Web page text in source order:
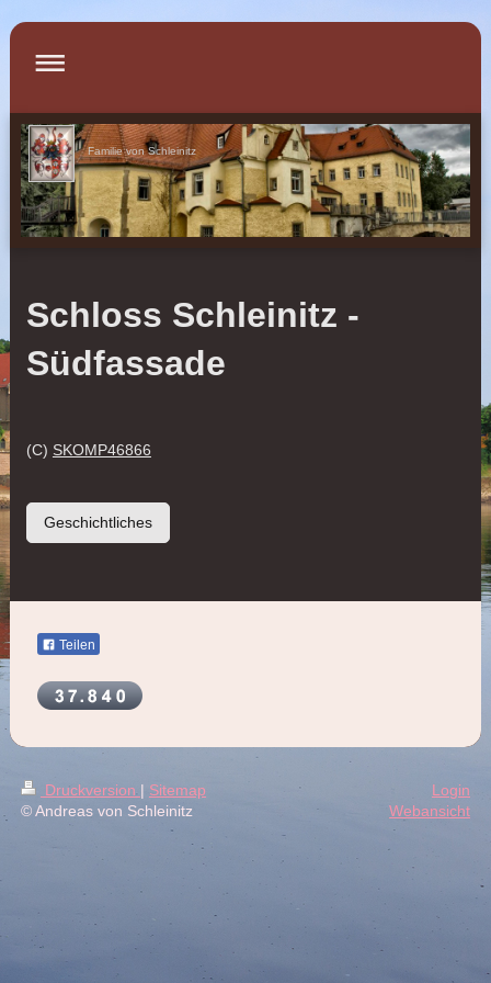
Familie von Schleinitz
Schloss Schleinitz -
Südfassade
(C) SKOMP46866
Geschichtliches
Teilen
Druckversion | Sitemap
© Andreas von Schleinitz
Login
Webansicht